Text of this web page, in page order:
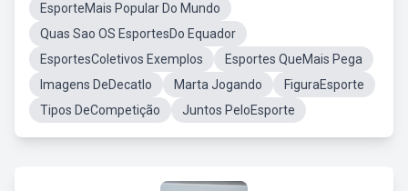
EsporteMais Popular Do Mundo
Quas Sao OS EsportesDo Equador
EsportesColetivos Exemplos
Esportes QueMais Pega
Imagens DeDecatlo
Marta Jogando
FiguraEsporte
Tipos DeCompetição
Juntos PeloEsporte